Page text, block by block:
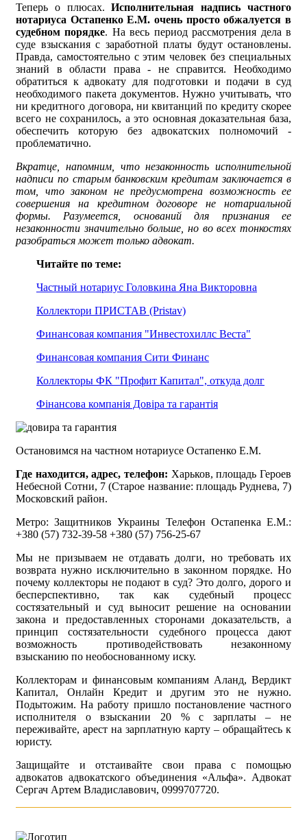
Теперь о плюсах.Исполнительная надпись частного
нотариуса Остапенко Е.М. очень просто обжалуется в
судебном порядке. На весь период рассмотрения дела в
суде взыскания с заработной платы будут остановлены.
Правда, самостоятельно с этим человек без специальных
знаний в области права - не справится. Необходимо
обратиться к адвокату для подготовки и подачи в суд
необходимого пакета документов. Нужно учитывать, что
ни кредитного договора, ни квитанций по кредиту скорее
всего не сохранилось, а это основная доказательная база,
обеспечить которую без адвокатских полномочий -
проблематично.
Вкратце, напомним, что незаконность исполнительной
надписи по старым банковским кредитам заключается в
том, что законом не предусмотрена возможность ее
совершения на кредитном договоре не нотариальной
формы. Разумеется, оснований для признания ее
незаконности значительно больше, но во всех тонкостях
разобраться может только адвокат.
Читайте по теме:
Частный нотариус Головкина Яна Викторовна
Коллектори ПРИСТАВ (Pristav)
Финансовая компания "Инвестохиллс Веста"
Финансовая компания Сити Финанс
Коллекторы ФК "Профит Капитал", откуда долг
Фінансова компанія Довіра та гарантія
Остановимся на частном нотариусе Остапенко Е.М.
Где находится, адрес, телефон: Харьков, площадь Героев
Небесной Сотни, 7 (Старое название: площадь Руднева, 7)
Московский район.
Метро: Защитников Украины Телефон Остапенка Е.М.:
+380 (57) 732-39-58 +380 (57) 756-25-67
Мы не призываем не отдавать долги, но требовать их
возврата нужно исключительно в законном порядке. Но
почему коллекторы не подают в суд? Это долго, дорого и
бесперспективно, так как судебный процесс
состязательный и суд выносит решение на основании
закона и предоставленных сторонами доказательств, а
принцип состязательности судебного процесса дают
возможность противодействовать незаконному
взысканию по необоснованному иску.
Коллекторам и финансовым компаниям Аланд, Вердикт
Капитал, Онлайн Кредит и другим это не нужно.
Подытожим. На работу пришло постановление частного
исполнителя о взыскании 20 % с зарплаты – не
переживайте, арест на зарплатную карту – обращайтесь к
юристу.
Защищайте и отстаивайте свои права с помощью
адвокатов адвокатского объединения «Альфа». Адвокат
Сергач Артем Владиславович, 0999707720.